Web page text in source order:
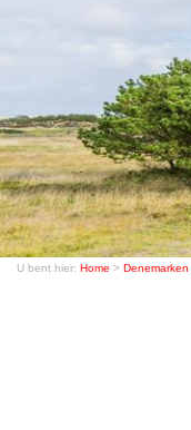
U bent hier: Home > Denemarken